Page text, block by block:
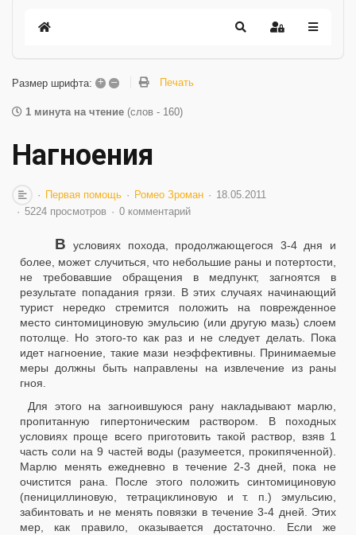
Размер шрифта: + – Печать
1 минута на чтение (слов - 160)
Нагноения
Первая помощь Ромео Зроман
18.05.2011
5224 просмотров
0 комментарий
В условиях похода, продолжающегося 3-4 дня и
более, может случиться, что небольшие раны и потертости,
не требовавшие обращения в медпункт, загноятся в
результате попадания грязи. В этих случаях начинающий
турист нередко стремится положить на поврежденное
место синтомициновую эмульсию (или другую мазь) слоем
потолще. Но этого-то как раз и не следует делать. Пока
идет нагноение, такие мази неэффективны. Принимаемые
меры должны быть направлены на извлечение из раны
гноя.
Для этого на загноившуюся рану накладывают марлю,
пропитанную гипертоническим раствором. В походных
условиях проще всего приготовить такой раствор, взяв 1
часть соли на 9 частей воды (разумеется, прокипяченной).
Марлю менять ежедневно в течение 2-3 дней, пока не
очистится рана. После этого положить синтомициновую
(пенициллиновую, тетрациклиновую и т. п.) эмульсию,
забинтовать и не менять повязки в течение 3-4 дней. Этих
мер, как правило, оказывается достаточно. Если же